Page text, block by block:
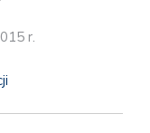
r.